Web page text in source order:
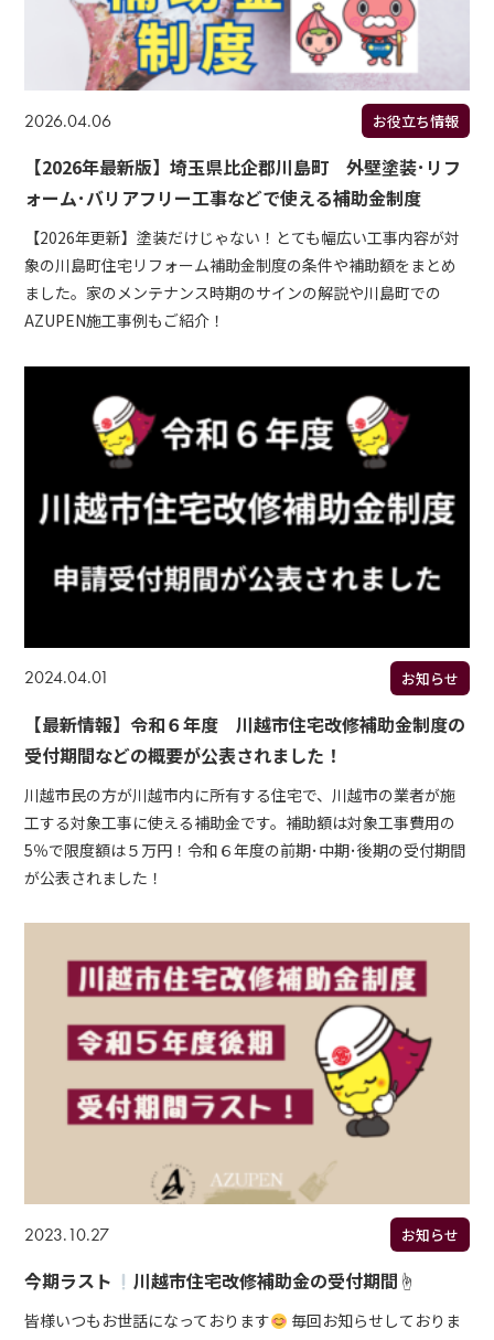
2026.04.06 お役立ち情報
【2026年最新版】埼玉県比企郡川島町 外壁塗装･リフ
ォーム･バリアフリー工事などで使える補助金制度
【2026年更新】塗装だけじゃない！とても幅広い工事内容が対
象の川島町住宅リフォーム補助金制度の条件や補助額をまとめ
ました。家のメンテナンス時期のサインの解説や川島町での
AZUPEN施工事例もご紹介！
2024.04.01 お知らせ
【最新情報】令和６年度 川越市住宅改修補助金制度の
受付期間などの概要が公表されました！
川越市民の方が川越市内に所有する住宅で、川越市の業者が施
工する対象工事に使える補助金です。補助額は対象工事費用の
5％で限度額は５万円！令和６年度の前期･中期･後期の受付期間
が公表されました！
2023.10.27 お知らせ
今期ラスト 川越市住宅改修補助金の受付期間☝
皆様いつもお世話になっております
毎回お知らせしておりま